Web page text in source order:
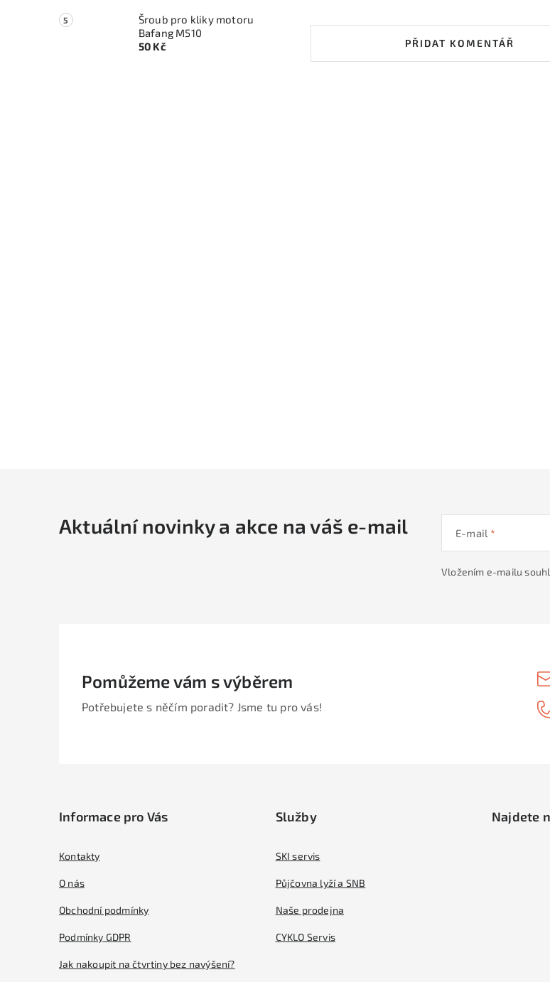
Šroub pro kliky motoru
Bafang M510
50 Kč
PŘIDAT KOMENTÁŘ
Aktuální novinky a akce na váš e-mail E-mail
Vložením e-mailu
Pomůžeme vám s výběrem
Potřebujete s něčím poradit? Jsme tu pro vás!
Informace pro Vás
Kontakty
O nás
Obchodní podmínky
Podmínky GDPR
Jak nakoupit na čtvrtiny bez navýšení?
Služby
SKI servis
Půjčovna lyží a SNB
Naše prodejna
CYKLO Servis
Najdete